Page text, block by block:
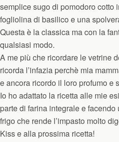
semplice sugo di pomodoro cotto
fogliolina di basilico e una
Questa è la classica ma con la
qualsiasi modo.
A me più che ricordare le vetrine
ricorda l’infazia perchè mia
e ancora ricordo il loro profumo e
Io ho adattato la ricetta alle mie
parte di farina integrale e
frigo che rende l’impasto molto
Kiss e alla prossima ricetta!